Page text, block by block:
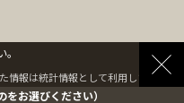
報は統計情報として利用します。
お選びください）